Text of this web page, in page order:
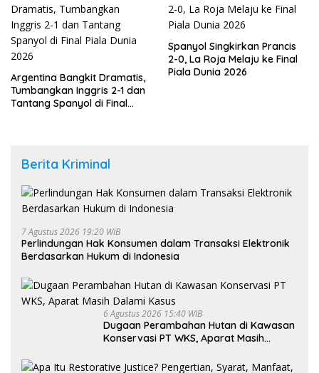
Argentina Bangkit Dramatis,
Tumbangkan Inggris 2-1 dan
Tantang Spanyol di Final
Spanyol Singkirkan Prancis
2-0, La Roja Melaju ke Final
Piala Dunia 2026
Berita Kriminal
7 Agustus 2026 19:20 WIB
Perlindungan Hak Konsumen dalam Transaksi Elektronik
Berdasarkan Hukum di Indonesia
6 Agustus 2026 15:40 WIB
Dugaan Perambahan Hutan di Kawasan
Konservasi PT WKS, Aparat Masih